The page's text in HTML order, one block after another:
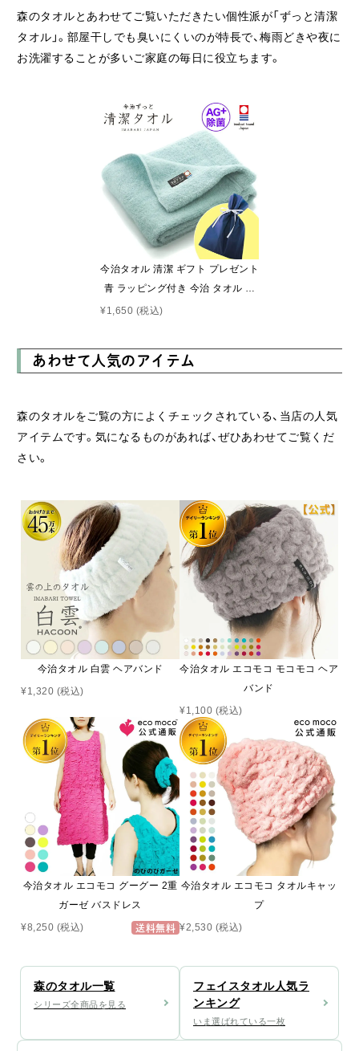
森のタオルとあわせてご覧いただきたい個性派が「ずっと清潔
タオル」。部屋干しでも臭いにくいのが特長で、梅雨どきや夜に
お洗濯することが多いご家庭の毎日に役立ちます。
今治タオル 清潔 ギフト プレゼント
青 ラッピング付き 今治 タオル 臭
わない ブルー フェイスタオル ( 今
部屋干し でも臭わない 銀 イオン
¥1,650 (税込)
あわせて人気のアイテム
森のタオルをご覧の方によくチェックされている、当店の人気
アイテムです。気になるものがあれば、ぜひあわせてご覧くだ
さい。
今治タオル 白雲 ヘアバンド
¥1,320 (税込)
今治タオル エコモコ モコモコ ヘア
バンド
¥1,100 (税込)
今治タオル エコモコ グーグー 2重
ガーゼ バスドレス
¥8,250 (税込) 送料無料
今治タオル エコモコ タオルキャッ
プ
¥2,530 (税込)
森のタオル一覧
シリーズ全商品を見る
フェイスタオル人気ラ
ンキング
いま選ばれている一枚